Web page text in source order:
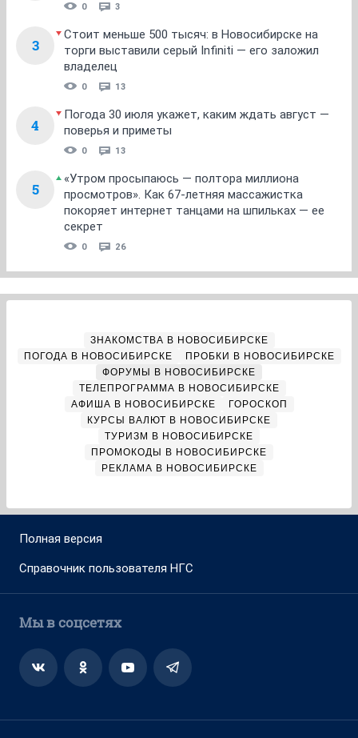
0 3
3
Стоит меньше 500 тысяч: в Новосибирске на
торги выставили серый Infiniti — его заложил
владелец
0 13
4
Погода 30 июля укажет, каким ждать август —
поверья и приметы
0 13
5
«Утром просыпаюсь — полтора миллиона
просмотров». Как 67-летняя массажистка
покоряет интернет танцами на шпильках — ее
секрет
0 26
ЗНАКОМСТВА В НОВОСИБИРСКЕ
ПОГОДА В НОВОСИБИРСКЕ
ПРОБКИ В НОВОСИБИРСКЕ
ФОРУМЫ В НОВОСИБИРСКЕ
ТЕЛЕПРОГРАММА В НОВОСИБИРСКЕ
АФИША В НОВОСИБИРСКЕ
ГОРОСКОП
КУРСЫ ВАЛЮТ В НОВОСИБИРСКЕ
ТУРИЗМ В НОВОСИБИРСКЕ
ПРОМОКОДЫ В НОВОСИБИРСКЕ
РЕКЛАМА В НОВОСИБИРСКЕ
Полная версия
Справочник пользователя НГС
Мы в соцсетях